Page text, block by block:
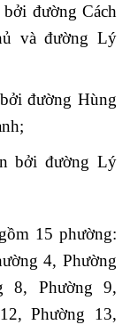
đường Cách
và đường Lý
đường Hùng
bởi đường Lý
15 phường:
4, Phường
8, Phường 9,
Phường 13,